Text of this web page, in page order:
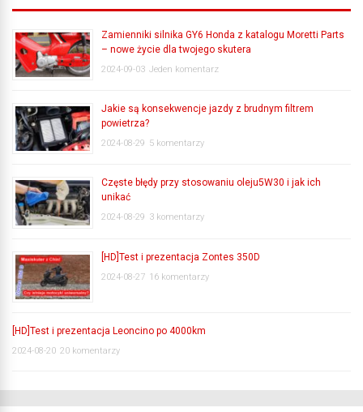
Zamienniki silnika GY6 Honda z katalogu Moretti Parts
– nowe życie dla twojego skutera
2024-09-03 Jeden komentarz
Jakie są konsekwencje jazdy z brudnym filtrem
powietrza?
2024-08-29 5 komentarzy
Częste błędy przy stosowaniu oleju5W30 i jak ich
unikać
2024-08-29 3 komentarzy
[HD]Test i prezentacja Zontes 350D
2024-08-27 16 komentarzy
[HD]Test i prezentacja Leoncino po 4000km
2024-08-20 20 komentarzy